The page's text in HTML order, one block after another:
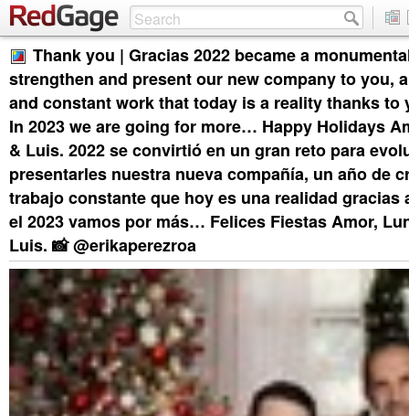
Thank you | Gracias 2022 became a
strengthen and present our new company to you,
and constant work that today is a reality thanks to
In 2023 we are going for more… Happy Holidays
& Luis. 2022 se convirtió en un gran reto para
presentarles nuestra nueva compañía, un año de
trabajo constante que hoy es una realidad gracias
el 2023 vamos por más… Felices Fiestas Amor,
Luis. 📸 @erikaperezroa